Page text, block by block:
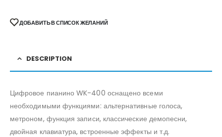
ДОБАВИТЬ В СПИСОК ЖЕЛАНИЙ
DESCRIPTION
Цифровое пианино WK-400 оснащено всеми
необходимыми функциями: альтернативные голоса,
метроном, функция записи, классические демопесни,
двойная клавиатура, встроенные эффекты и т.д.